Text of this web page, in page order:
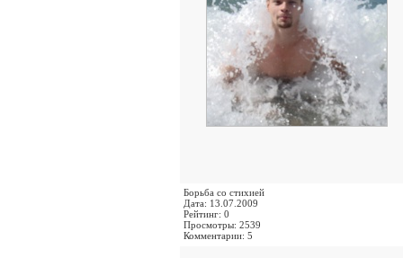
Борьба со стихией
Дата: 13.07.2009
Рейтинг: 0
Просмотры: 2539
Комментарии: 5